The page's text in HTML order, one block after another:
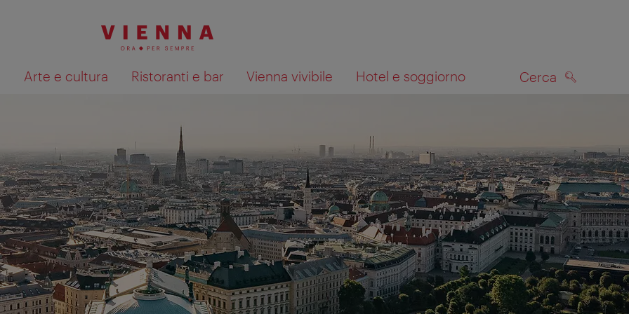
Arte e cultura Ristoranti e bar Vienna vivibile Hotel e soggiorno Cerca